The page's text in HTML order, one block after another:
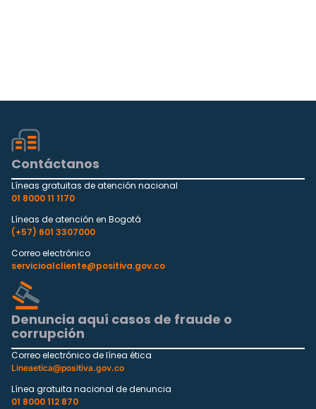
Contáctanos
Líneas gratuitas de atención nacional
01 8000 11 1170
Líneas de atención en Bogotá
(+57) 601 3307000
Correo electrónico
servicioalcliente@positiva.gov.co
Denuncia aquí casos de fraude o
corrupción
Correo electrónico de línea ética
Lineaetica@positiva.gov.co
Línea gratuita nacional de denuncia
01 8000 112 870